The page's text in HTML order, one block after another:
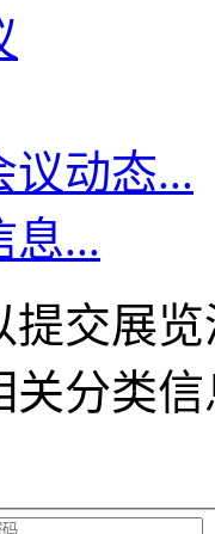
议动态...
息...
提交展
关分类